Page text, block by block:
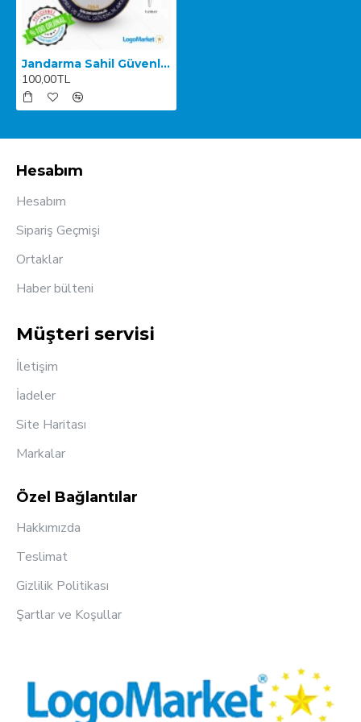
Jandarma Sahil Güvenlik Akademisi - 3 Boyutlu
100,00TL
Hesabım
Hesabım
Sipariş Geçmişi
Ortaklar
Haber bülteni
Müşteri servisi
İletişim
İadeler
Site Haritası
Markalar
Özel Bağlantılar
Hakkımızda
Teslimat
Gizlilik Politikası
Şartlar ve Koşullar